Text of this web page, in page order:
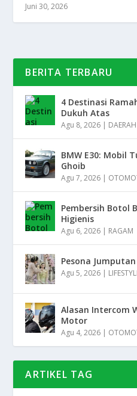
Juni 30, 2026
BERITA TERBARU
4 Destinasi
Dukuh Atas
Agu 8, 2026 | DAERAH
BMW E30: Mobil
Ghoib
Agu 7, 2026 |
Pembersih Botol
Higienis
Agu 6, 2026 | RAGAM
Pesona
Agu 5, 2026 |
Alasan Intercom
Motor
Agu 4, 2026 |
ARTIKEL TAG